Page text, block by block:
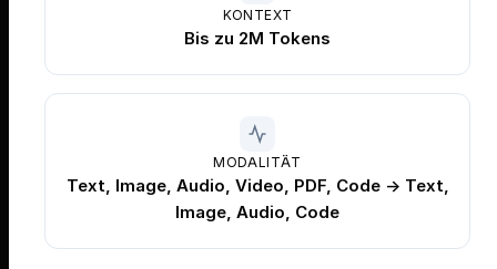
KONTEXT
Bis zu 2M Tokens
MODALITÄT
Text, Image, Audio, Video, PDF, Code → Text,
Image, Audio, Code